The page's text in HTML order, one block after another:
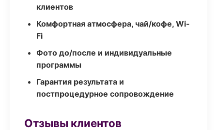
клиентов
Комфортная атмосфера, чай/кофе, Wi-
Fi
Фото до/после и индивидуальные
программы
Гарантия результата и
постпроцедурное сопровождение
Отзывы клиентов